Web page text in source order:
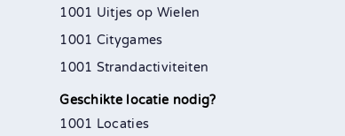
1001 Uitjes op Wielen
1001 Citygames
1001 Strandactiviteiten
Geschikte locatie nodig?
1001 Locaties